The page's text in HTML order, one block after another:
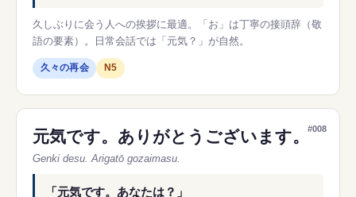
久しぶりに会う人への挨拶に最適。「お」は丁寧の接頭辞（敬
語の要素）。日常会話では「元気？」が自然。
久々の再会 N5
#008
元気です。ありがとうございます。
Genki desu. Arigatō gozaimasu.
「元気です。あなたは？」